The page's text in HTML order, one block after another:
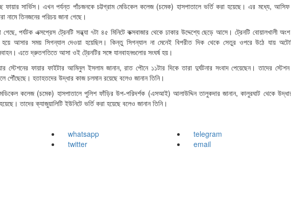
ফায়ার সার্ভিস। এখন পর্যন্ত পাঁচজনকে চট্টগ্রাম মেডিকেল কলেজ (চমেক) হাসপাতালে ভর্তি করা হয়েছে। এর মধ্যে, আসিফ
তিনজনের পরিচয় জানা গেছে।
পর্যটক এক্সপ্রেস ট্রেনটি সন্ধ্যা ৭টা ৪৫ মিনিটে কক্সবাজার থেকে ঢাকার উদ্দেশ্যে ছেড়ে আসে। ট্রেনটি বোয়ালখালী
আসার সময় সিগন্যাল দেওয়া হয়েছিল। কিন্তু সিগন্যাল না মেনেই বিপরীত দিক থেকে সেতুর ওপরে উঠে যায়
এতে দ্রুতগতিতে আসা ওই ট্রেনটির সঙ্গে যানবাহনগুলোর সংঘর্ষ হয়।
স্টেশনের ফায়ার ফাইটার আমিনুল ইসলাম জানান, রাত পৌনে ১১টার দিকে তারা দুর্ঘটনার সংবাদ পেয়েছেন। তাদের
পৌঁছেছে। হতাহতদের উদ্ধার কাজ চলমান রয়েছে বলেও জানান তিনি।
কলেজ (চমেক) হাসপাতালে পুলিশ ফাঁড়ির উপ-পরিদর্শক (এসআই) আলাউদ্দিন তালুকদার জানান, কালুরঘাট থেকে
তাদের ক্যাজুয়ালিটি ইউনিটে ভর্তি করা হয়েছে বলেও জানান তিনি।
whatsapp
telegram
twitter email